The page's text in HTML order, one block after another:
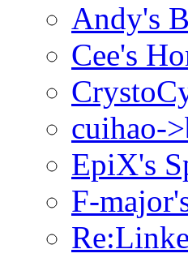
Andy's
Cee's
cuihao-
EpiX's
F-